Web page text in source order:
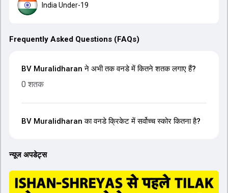
India Under-19
Frequently Asked Questions (FAQs)
BV Muralidharan ने अभी तक वनडे में कितने शतक लगाए हैं?
0 शतक
BV Muralidharan का वनडे क्रिकेट में सर्वोच्च स्कोर कितना है?
न्यूज अपडेट्स